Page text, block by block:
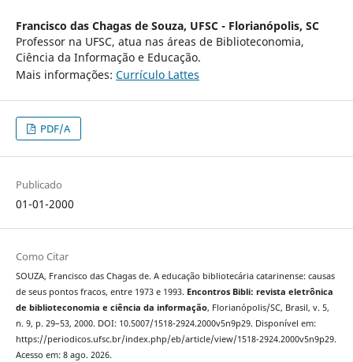
Francisco das Chagas de Souza, UFSC - Florianópolis, SC
Professor na UFSC, atua nas áreas de Biblioteconomia,
Ciência da Informação e Educação.
Mais informações: Currículo Lattes
PDF/A
Publicado
01-01-2000
Como Citar
SOUZA, Francisco das Chagas de. A educação bibliotecária catarinense: causas
de seus pontos fracos, entre 1973 e 1993. Encontros Bibli: revista eletrônica
de biblioteconomia e ciência da informação, Florianópolis/SC, Brasil, v. 5,
n. 9, p. 29–53, 2000. DOI: 10.5007/1518-2924.2000v5n9p29. Disponível em:
https://periodicos.ufsc.br/index.php/eb/article/view/1518-2924.2000v5n9p29.
Acesso em: 8 ago. 2026.